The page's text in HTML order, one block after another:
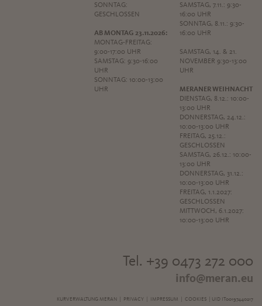
SONNTAG:
GESCHLOSSEN
AB MONTAG 23.11.2026:
MONTAG-FREITAG:
9:00-17:00 UHR
SAMSTAG: 9:30-16:00
UHR
SONNTAG: 10:00-13:00
UHR
SAMSTAG, 7.11.: 9:30-
16:00 UHR
SONNTAG, 8.11.: 9:30-
16:00 UHR
SAMSTAG, 14. & 21.
NOVEMBER 9:30-13:00
UHR
MERANER WEIHNACHT
DIENSTAG, 8.12.: 10:00-
13:00 UHR
DONNERSTAG, 24.12.:
10:00-13:00 UHR
FREITAG, 25.12.:
GESCHLOSSEN
SAMSTAG, 26.12.: 10:00-
13:00 UHR
DONNERSTAG, 31.12.:
10:00-13:00 UHR
FREITAG, 1.1.2027:
GESCHLOSSEN
MITTWOCH, 6.1.2027:
10:00-13:00 UHR
Tel. +39 0473 272 000
info@meran.eu
KURVERWALTUNG MERAN | PRIVACY| IMPRESSUM COOKIES | UID IT00197440217